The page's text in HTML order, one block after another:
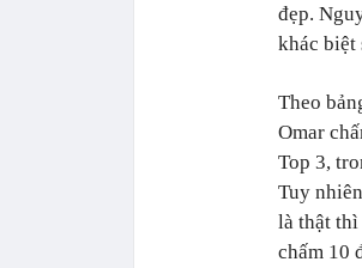
đẹp.
khác biệt
Theo
Omar
Top 3,
Tuy
là thật thì
chấm 10